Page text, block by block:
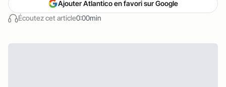
Écoutez cet article0:00min
Ajouter Atlantico en favori sur Google